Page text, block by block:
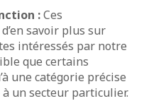
:Ces
savoir plus sur
intéressés par notre
que certains
une catégorie précise
un secteur particulier.